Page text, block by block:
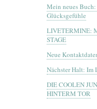
Mein neues
Glücksgefühle
LIVETERMINE:
STAGE
Neue
Nächster Halt: Im
DIE COOLEN
HINTERM TOR